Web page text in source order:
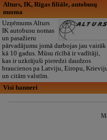
Alturs, IK, Rīgas filiāle, autobusų
nuoma
Uzņēmums Alturs
IK autobusu nomas
un pasažieru
pārvadājumu jomā darbojas jau vairāk
kā 10 gadus. Mūsu rīcībā ir vadītāji,
kas ir uzkrājuši pieredzi daudzos
braucienos pa Latviju, Eiropu,
un citām valstīm.
Visi banneri